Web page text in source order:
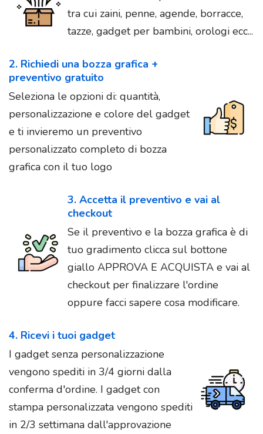
tra cui zaini, penne, agende, borracce,
tazze, gadget per bambini, orologi ecc...
2. Richiedi una bozza grafica +
preventivo gratuito
Seleziona le opzioni di: quantità,
personalizzazione e colore del gadget
e ti invieremo un preventivo
personalizzato completo di bozza
grafica con il tuo logo
3. Accetta il preventivo e vai al
checkout
Se il preventivo e la bozza grafica è di
tuo gradimento clicca sul bottone
giallo APPROVA E ACQUISTA e vai al
checkout per finalizzare l'ordine
oppure facci sapere cosa modificare.
4. Ricevi i tuoi gadget
I gadget senza personalizzazione
vengono spediti in 3/4 giorni dalla
conferma d'ordine. I gadget con
stampa personalizzata vengono spediti
in 2/3 settimana dall'approvazione